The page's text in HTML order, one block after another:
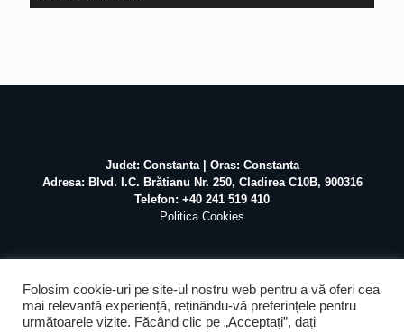
Judet: Constanta | Oras: Constanta
Adresa: Blvd. I.C. Brătianu Nr. 250, Cladirea C10B, 900316
Telefon: +40 241 519 410
Politica Cookies
Folosim cookie-uri pe site-ul nostru web pentru a vă oferi cea
mai relevantă experiență, reținându-vă preferințele pentru
următoarele vizite. Făcând clic pe „Acceptați”, dați